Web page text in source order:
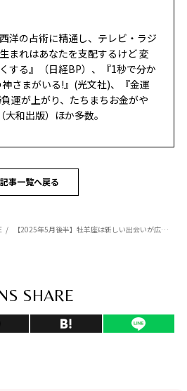
洋の占術に精通し、テレビ・ラジ
まれはあなたを支配するけど 変
する』（日経BP）、『1秒で分か
さまがいる!』(光文社)、『金運
運が上がり、たちまちお金がや
和出版）ほか多数。
記事一覧へ戻る
【2025年5月後半】牡羊座は新しい出会いが広がり心が弾む【Love Me Doのポジティブ星占い】
SHARE